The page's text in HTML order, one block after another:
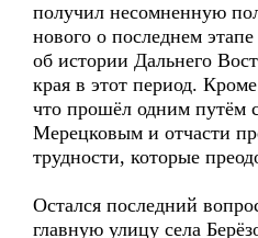
получил несомненную
нового о последнем
об истории Дальнего
края в этот период.
что прошёл одним путём
Мерецковым и отчасти
трудности, которые
Остался последний
главную улицу села